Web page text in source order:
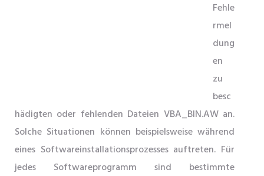
Fehle
rmel
dung
en
zu
besc
hädigten oder fehlenden Dateien VBA_BIN.AW an.
Solche Situationen können beispielsweise während
eines Softwareinstallationsprozesses auftreten. Für
jedes Softwareprogramm sind bestimmte